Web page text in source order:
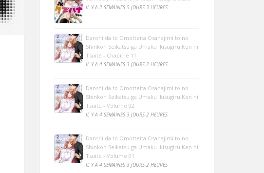
IL Y A 2 SEMAINES 5 JOURS 3 HEURES
Danshi da to Omotteita Osanajimi to no
Shinkon Seikatsu ga Umaku Ikisugiru Ken ni
Tsuite - Chapitre 11
IL Y A 4 SEMAINES 3 JOURS 2 HEURES
Danshi da to Omotteita Osanajimi to no
Shinkon Seikatsu ga Umaku Ikisugiru Ken ni
Tsuite - Volume 02
IL Y A 4 SEMAINES 3 JOURS 2 HEURES
Danshi da to Omotteita Osanajimi to no
Shinkon Seikatsu ga Umaku Ikisugiru Ken ni
Tsuite - Volume 01
IL Y A 4 SEMAINES 3 JOURS 2 HEURES